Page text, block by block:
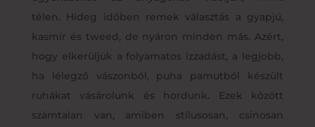
télen. Hideg időben remek választás a gyapjú,
kasmír és tweed, de nyáron minden más. Azért,
hogy elkerüljük a folyamatos izzadást, a legjobb,
ha lélegző vászonból, puha pamutból készült
ruhákat vásárolunk és hordunk. Ezek között
számtalan van, amiben stílusosan, csinosan